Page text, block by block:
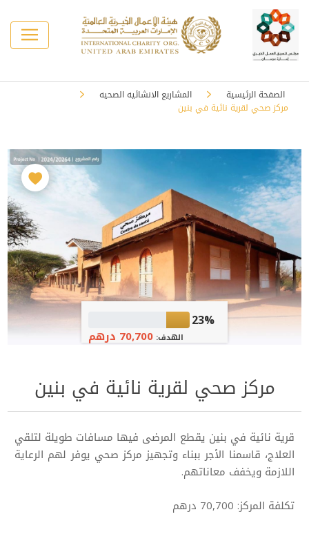
الصفحة الرئيسية
المشاريع الانشائيه الصحيه
مركز صحي لقرية نائية في بنين
23%
الهدف:70,700 درهم
مركز صحي لقرية نائية في بنين
قرية نائية في بنين يقطع المرضى فيها مسافات طويلة لتلقي
العلاج، قاسمنا الأجر ببناء وتجهيز مركز صحي يوفر لهم الرعاية
اللازمة ويخفف معاناتهم.
تكلفة المركز: 70,700 درهم